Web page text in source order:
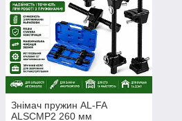
Знімач пружин AL-FA
ALSCMP2 260 мм